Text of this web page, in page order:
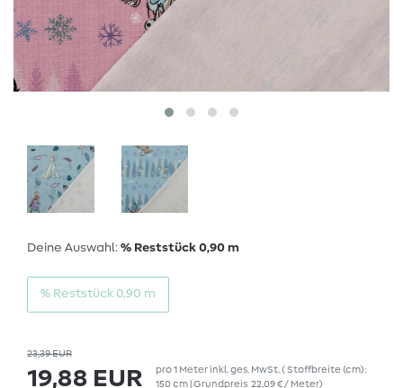
Deine Auswahl: % Reststück 0,90 m
% Reststück 0,90 m
23,39 EUR
19,88 EUR pro1 Meterinkl. ges. MwSt. ( Stoffbreite (cm):
150 cm | Grundpreis 22,09 € / Meter)